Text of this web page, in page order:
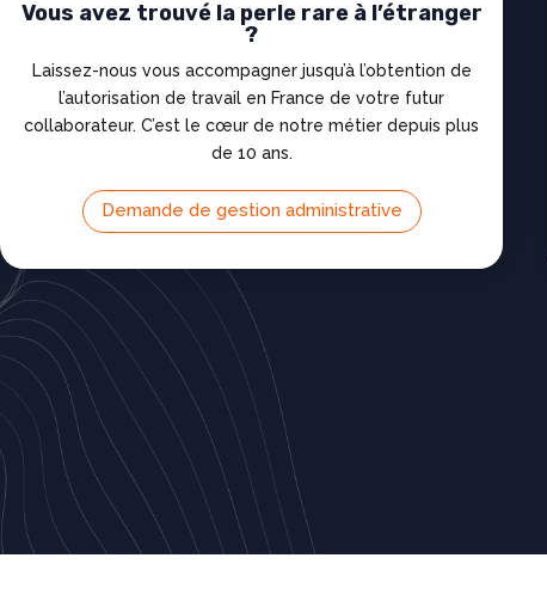
Vous avez trouvé la perle rare à l’étranger
?
Laissez-nous vous accompagner jusqu’à l’obtention de
l’autorisation de travail en France de votre futur
collaborateur. C’est le cœur de notre métier depuis plus
de 10 ans.
Demande de gestion administrative